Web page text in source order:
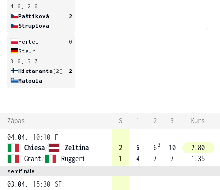
4-6, 2-6
Paštiková
2
Struplova
Hertel
0
Steur
3-6, 5-7
Hietaranta[2]
2
Matoula
Zápas S 1 2 3
Kurs
04.04.
10:10
F
Chiesa/
Zeltina
Grant/ Ruggeri
2
1
6
4
6 3
7
10
7
2.80
1.35
semifinále
03.04. 15:30
SF